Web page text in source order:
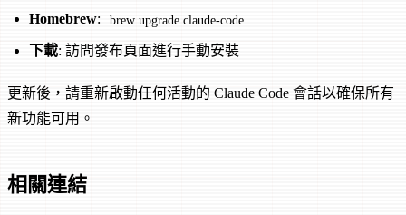
Homebrew: brew upgrade claude-code
下載: 訪問發布頁面進行手動安裝
更新後，請重新啟動任何活動的 Claude Code 會話以確保所有
新功能可用。
相關連結